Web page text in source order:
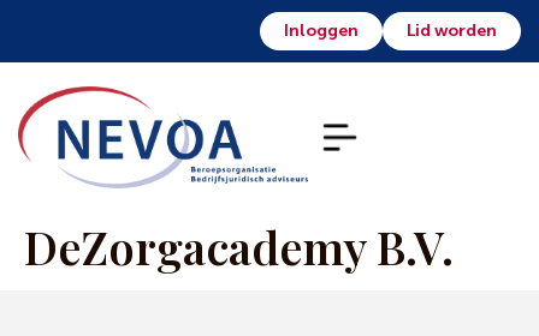
Inloggen Lid worden
DeZorgacademy B.V.